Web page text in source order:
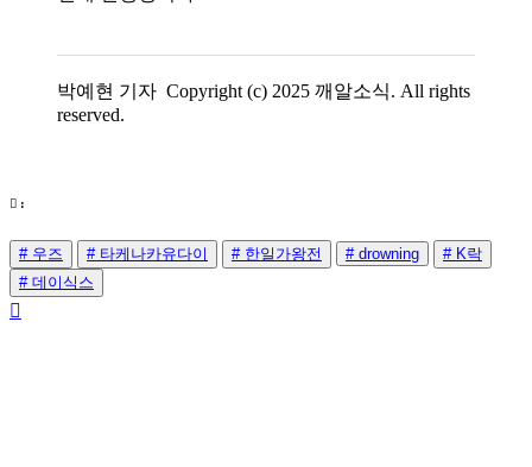
박예현 기자 Copyright (c) 2025 깨알소식. All rights
reserved.
:
# 우즈 # 타케나카유다이 # 한일가왕전 # drowning
# K락
# 데이식스